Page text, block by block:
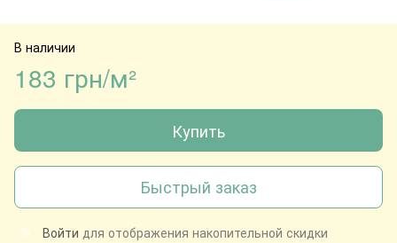
В наличии
183 грн/м²
Купить
Быстрый заказ
% Войти для отображения накопительной скидки